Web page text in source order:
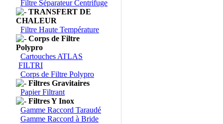
Filtre Séparateur Centrifuge
TRANSFERT DE
CHALEUR
Filtre Haute Température
Corps de Filtre
Polypro
Cartouches ATLAS
FILTRI
Corps de Filtre Polypro
Filtres Gravitaires
Papier Filtrant
Filtres Y Inox
Gamme Raccord Taraudé
Gamme Raccord à Bride